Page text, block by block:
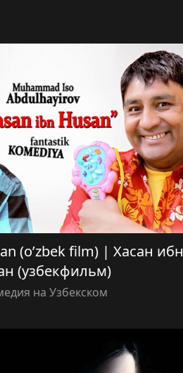
(o’zbek film) | Хасан ибн
(узбекфильм)
на Узбекском